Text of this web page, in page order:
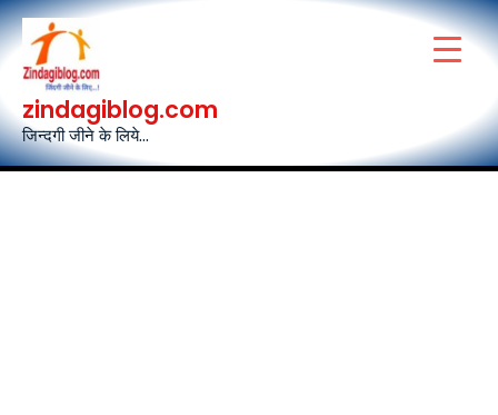
Skip
to
content
zindagiblog.com
जिन्दगी जीने के लिये...